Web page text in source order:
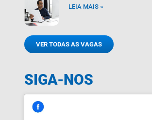
LEIA MAIS »
VER TODAS AS VAGAS
SIGA-NOS